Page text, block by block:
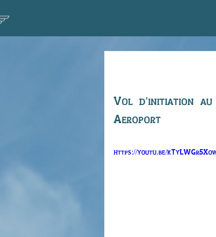
Vol d'initiation au
Aeroport
https://youtu.be/